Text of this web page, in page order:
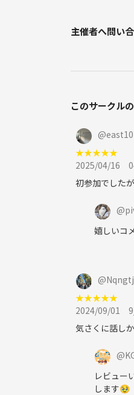
主催者へ問い
このサークル
@
★★★★★
2025/04/16
初参加でした
@
嬉しいコ
@Nqngtj
★★★★★
2024/09/01
気さくに話し
@
レビュー
します🥹